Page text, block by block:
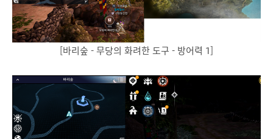
[바리숲 - 무당의 화려한 도구 - 방어력 1]